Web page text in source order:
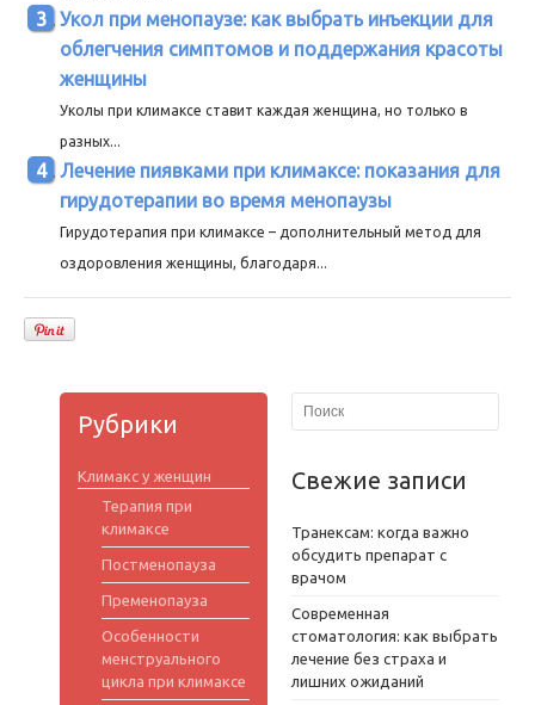
Укол при менопаузе: как выбрать инъекции для
облегчения симптомов и поддержания красоты
женщины
Уколы при климаксе ставит каждая женщина, но только в
разных...
Лечение пиявками при климаксе: показания для
гирудотерапии во время менопаузы
Гирудотерапия при климаксе – дополнительный метод для
оздоровления женщины, благодаря...
Рубрики
Климакс у женщин
Терапия при
климаксе
Постменопауза
Пременопауза
Особенности
менструального
цикла при климаксе
Свежие записи
Транексам: когда важно
обсудить препарат с
врачом
Современная
стоматология: как выбрать
лечение без страха и
лишних ожиданий